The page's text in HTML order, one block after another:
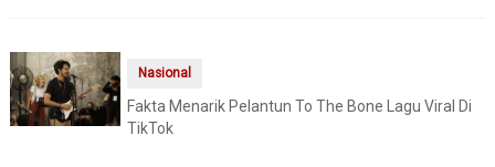
Nasional
Fakta Menarik Pelantun To The Bone Lagu Viral Di
TikTok